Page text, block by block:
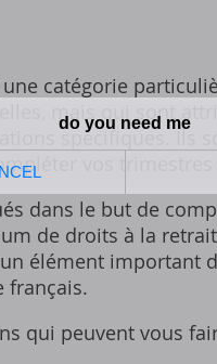
catégorie
mais qui sont
spécifiques. Ils
vos
dans le but de
de droits à la
élément important
français.
qui peuvent vous